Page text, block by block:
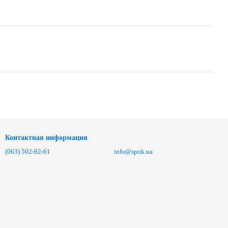
Контактная информация
(063) 502-92-61
info@spok.ua